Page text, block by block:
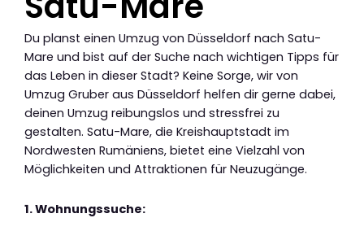
Du planst einen Umzug von Düsseldorf nach Satu-
Mare und bist auf der Suche nach wichtigen Tipps für
das Leben in dieser Stadt? Keine Sorge, wir von
Umzug Gruber aus Düsseldorf helfen dir gerne dabei,
deinen Umzug reibungslos und stressfrei zu
gestalten. Satu-Mare, die Kreishauptstadt im
Nordwesten Rumäniens, bietet eine Vielzahl von
Möglichkeiten und Attraktionen für Neuzugänge.
1. Wohnungssuche: